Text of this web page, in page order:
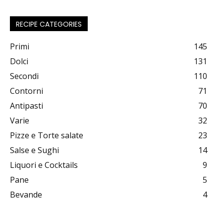
RECIPE CATEGORIES
Primi
145
Dolci
131
Secondi
110
Contorni
71
Antipasti
70
Varie
32
Pizze e Torte salate
23
Salse e Sughi
14
Liquori e Cocktails
9
Pane
5
Bevande
4